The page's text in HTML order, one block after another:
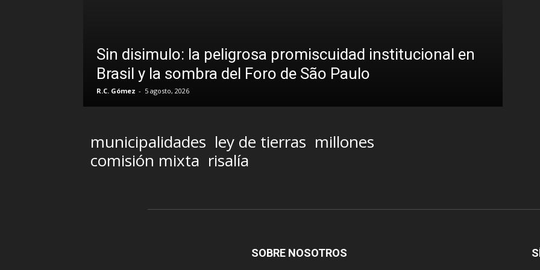
Sin disimulo: la peligrosa promiscuidad institucional en
Brasil y la sombra del Foro de São Paulo
R.C. Gómez - 5 agosto, 2026
municipalidades ley de tierras millones
comisión mixta risalía
SOBRE NOSOTROS